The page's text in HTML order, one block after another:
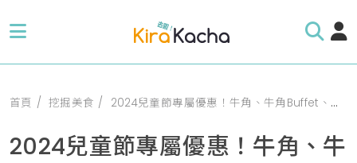
首頁 挖掘美食 2024兒童節專屬優惠！牛角、牛角Buffet、温野菜日本涮涮鍋、牛角次男坊兒童專屬優惠搶先看
2024兒童節專屬優惠！牛角、牛